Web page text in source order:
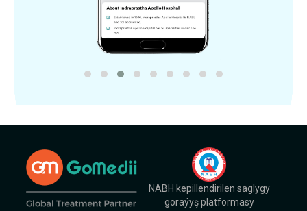
NABH kepillendirilen saglygy
goraýyş platformasy